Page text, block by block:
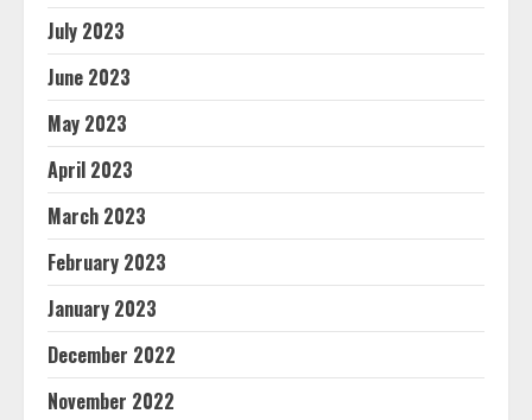
July 2023
June 2023
May 2023
April 2023
March 2023
February 2023
January 2023
December 2022
November 2022